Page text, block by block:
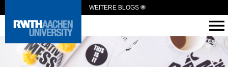
WEITERE BLOGS